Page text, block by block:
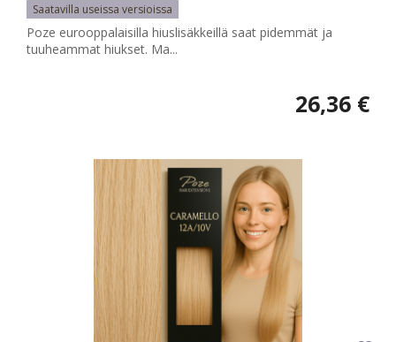
Saatavilla useissa versioissa
Poze eurooppalaisilla hiuslisäkkeillä saat pidemmät ja
tuuheammat hiukset. Ma...
26,36 €